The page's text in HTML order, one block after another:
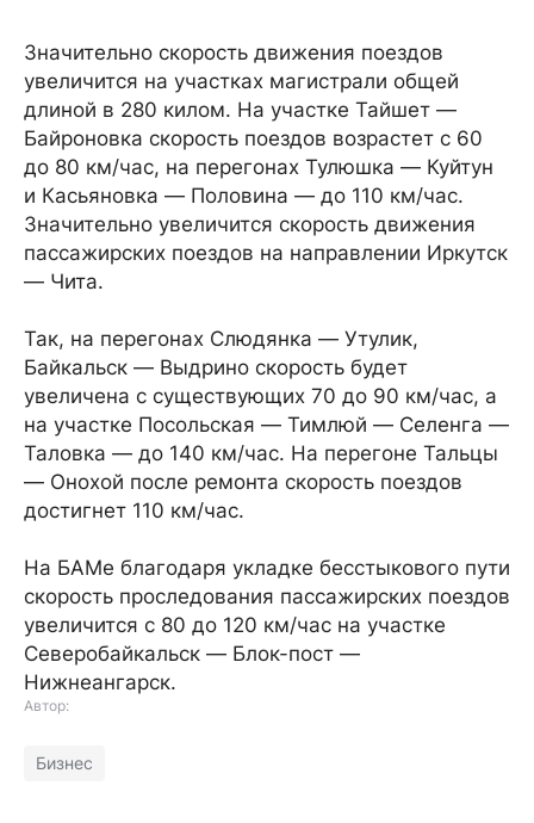
Значительно скорость движения поездов
увеличится на участках магистрали общей
длиной в 280 килом. На участке Тайшет —
Байроновка скорость поездов возрастет с 60
до 80 км/час, на перегонах Тулюшка — Куйтун
и Касьяновка — Половина — до 110 км/час.
Значительно увеличится скорость движения
пассажирских поездов на направлении Иркутск
— Чита.
Так, на перегонах Слюдянка — Утулик,
Байкальск — Выдрино скорость будет
увеличена с существующих 70 до 90 км/час, а
на участке Посольская — Тимлюй — Селенга —
Таловка — до 140 км/час. На перегоне Тальцы
— Онохой после ремонта скорость поездов
достигнет 110 км/час.
На БАМе благодаря укладке бесстыкового пути
скорость проследования пассажирских поездов
увеличится с 80 до 120 км/час на участке
Северобайкальск — Блок-пост —
Нижнеангарск.
Автор:
Бизнес